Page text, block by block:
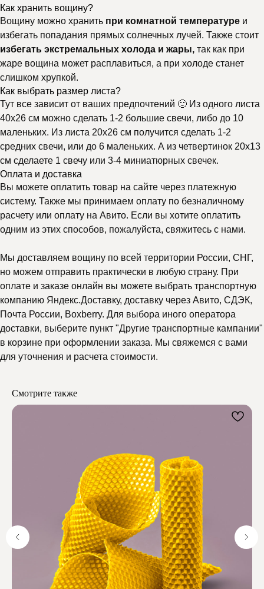
Как хранить вощину?
Вощину можно хранить при комнатной температуре и
избегать попадания прямых солнечных лучей. Также стоит
избегать экстремальных холода и жары, так как при
жаре вощина может расплавиться, а при холоде станет
слишком хрупкой.
Как выбрать размер листа?
Тут все зависит от ваших предпочтений 🙂 Из одного листа
40х26 см можно сделать 1-2 большие свечи, либо до 10
маленьких. Из листа 20х26 см получится сделать 1-2
средних свечи, или до 6 маленьких. А из четвертинок 20х13
см сделаете 1 свечу или 3-4 миниатюрных свечек.
Оплата и доставка
Вы можете оплатить товар на сайте через платежную
систему. Также мы принимаем оплату по безналичному
расчету или оплату на Авито. Если вы хотите оплатить
одним из этих способов, пожалуйста, свяжитесь с нами.
Мы доставляем вощину по всей территории России, СНГ,
но можем отправить практически в любую страну. При
оплате и заказе онлайн вы можете выбрать транспортную
компанию Яндекс.Доставку, доставку через Авито, СДЭК,
Почта России, Boxberry. Для выбора иного оператора
доставки, выберите пункт "Другие транспортные кампании"
в корзине при оформлении заказа. Мы свяжемся с вами
для уточнения и расчета стоимости.
Смотрите также
Почему выбирают
Мелипонини